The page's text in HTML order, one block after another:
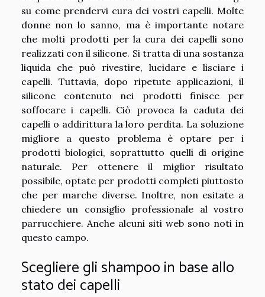
su come prendervi cura dei vostri capelli. Molte
donne non lo sanno, ma è importante notare
che molti prodotti per la cura dei capelli sono
realizzati con il silicone. Si tratta di una sostanza
liquida che può rivestire, lucidare e lisciare i
capelli. Tuttavia, dopo ripetute applicazioni, il
silicone contenuto nei prodotti finisce per
soffocare i capelli. Ciò provoca la caduta dei
capelli o addirittura la loro perdita. La soluzione
migliore a questo problema è optare per i
prodotti biologici, soprattutto quelli di origine
naturale. Per ottenere il miglior risultato
possibile, optate per prodotti completi piuttosto
che per marche diverse. Inoltre, non esitate a
chiedere un consiglio professionale al vostro
parrucchiere. Anche alcuni siti web sono noti in
questo campo.
Scegliere gli shampoo in base allo
stato dei capelli